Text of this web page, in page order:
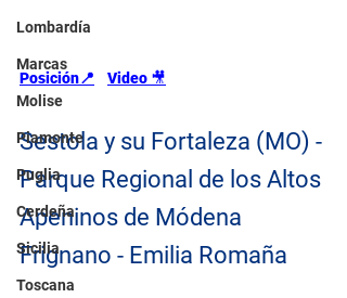
Lombardía
Marcas
Molise
Piamonte
Puglia
Cerdeña
Sicilia
Toscana
Posición📍 Video 🎥
Sestola y su Fortaleza (MO) -
Parque Regional de los Altos
Apeninos de Módena
Frignano - Emilia Romaña